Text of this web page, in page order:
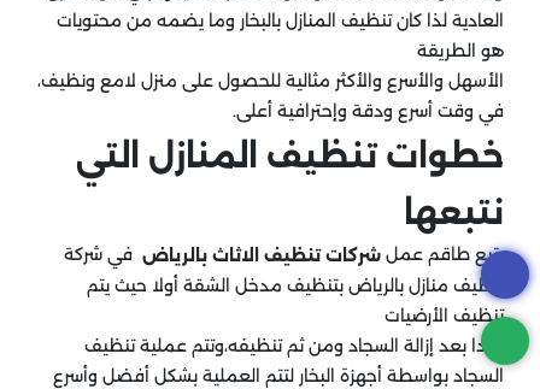
العادية لذا كان تنظيف المنازل بالبخار وما يضمه من محتويات
هو الطريقة
الأسهل والأسرع والأكثر مثالية للحصول على منزل لامع ونظيف،
في وقت أسرع ودقة وإحترافية أعلى.
خطوات تنظيف المنازل التي
نتبعها
يتبع طاقم عمل شركات تنظيف الاثاث بالرياض في شركة
تنظيف منازل بالرياض بتنظيف مدخل الشقة أولا حيث يتم
تنظيف الأرضيات
جيدا بعد إزالة السجاد ومن ثم تنظيفه،وتتم عملية تنظيف
السجاد بواسطة أجهزة البخار لتتم العملية بشكل أفضل وأسرع